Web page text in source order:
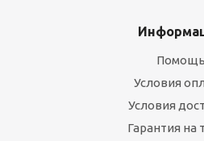
Помощь
Условия
Условия
Гарантия на